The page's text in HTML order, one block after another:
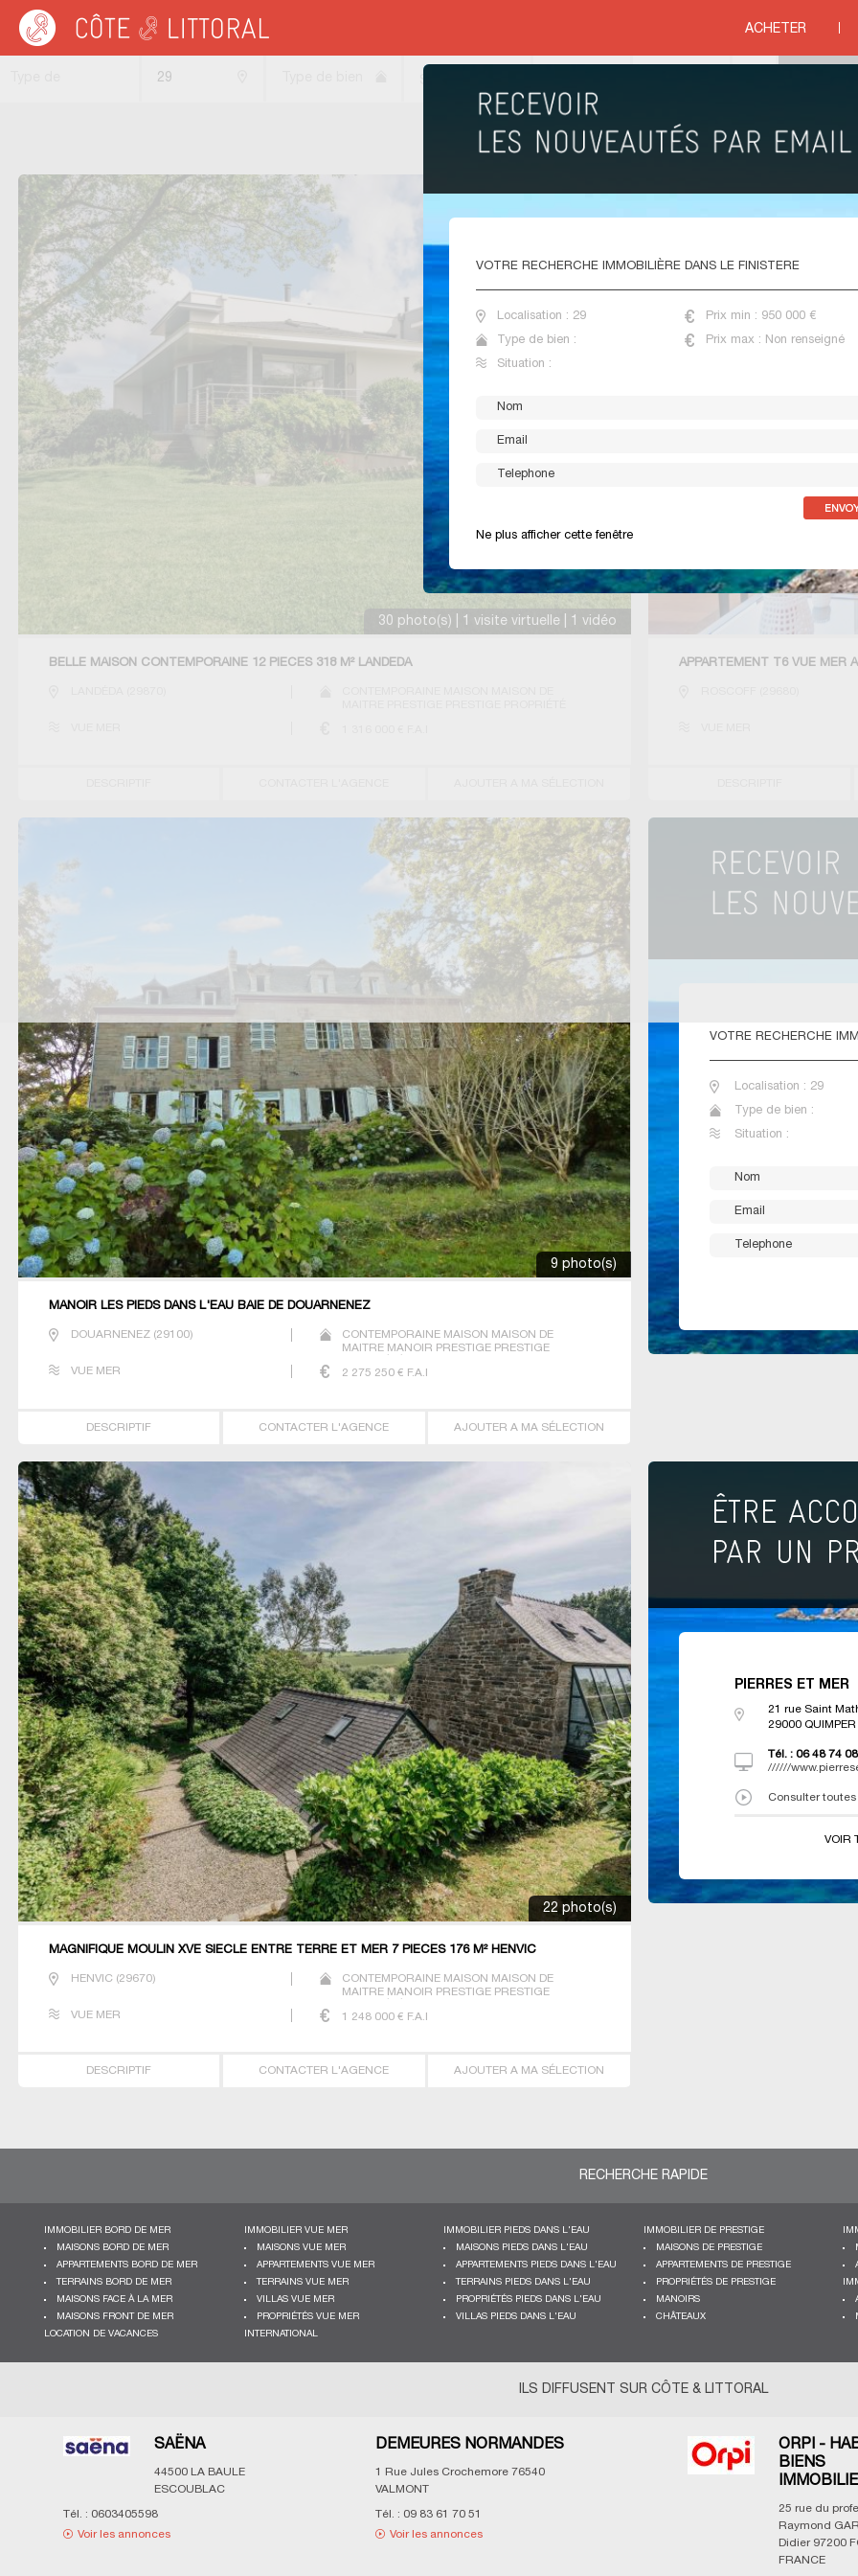
ACHETER
Côte & Littoral > Immobilier de prestige> BRETAGNE
IMMOBILIER DE PRESTIGE FINISTERE
30 photo(s) | 1 visite virtuelle | 1 vidéo
BELLE MAISON CONTEMPORAINE 12 PIECES 318 M² LANDEDA APPARTEMENT T6 VUE MER
9 photo(s)
MANOIR LES PIEDS DANS L'EAU BAIE DE DOUARNENEZ
DOUARNENEZ(29100)
CONTEMPORAINE MAISON MAISON DE
MAITRE MANOIR PRESTIGE PRESTIGE
VUE MER
2 275 250€ F.A.I
DESCRIPTIF CONTACTER L'AGENCE AJOUTER A MA SÉLECTION
VOTRE RECHERCHE
Localisation : 29
Type de bien :
Situation :
22 photo(s)
MAGNIFIQUE MOULIN XVE SIECLE ENTRE TERRE ET MER 7 PIECES 176 M² HENVIC
HENVIC(29670)
CONTEMPORAINE MAISON MAISON DE
MAITRE MANOIR PRESTIGE PRESTIGE
VUE MER
1 248 000€ F.A.I
DESCRIPTIF CONTACTER L'AGENCE AJOUTER A MA SÉLECTION
PIERRES ET MER
21 rue Saint
29000 QUIMPER
Tél. : 06 48 74
//////
Consulter
VOIR
29
VOTRE RECHERCHE IMMOBILIÈRE DANS LE FINISTERE
Localisation : 29 Prix min : 950 000 €
Type de bien : Prix max : Non renseigné
Situation :
Ne plus afficher cette fenêtre
RECHERCHE RAPIDE
IMMOBILIER BORD DE MER
MAISONS BORD DE MER
APPARTEMENTS BORD DE MER
TERRAINS BORD DE MER
MAISONS FACE À LA MER
MAISONS FRONT DE MER
IMMOBILIER VUE MER
MAISONS VUE MER
APPARTEMENTS VUE MER
TERRAINS VUE MER
VILLAS VUE MER
PROPRIÉTÉS VUE MER
IMMOBILIER PIEDS DANS L'EAU
MAISONS PIEDS DANS L'EAU
APPARTEMENTS PIEDS DANS L'EAU
TERRAINS PIEDS DANS L'EAU
PROPRIÉTÉS PIEDS DANS L'EAU
VILLAS PIEDS DANS L'EAU
IMMOBILIER DE PRESTIGE
MAISONS DE PRESTIGE
APPARTEMENTS DE PRESTIGE
PROPRIÉTÉS DE PRESTIGE
MANOIRS
CHÂTEAUX
LOCATION DE VACANCES
INTERNATIONAL
ILS DIFFUSENT SUR CÔTE & LITTORAL
SAËNA
44500 LA BAULE
ESCOUBLAC
Tél. : 0603405598
Voir les annonces
DEMEURES NORMANDES
1 Rue Jules Crochemore 76540
VALMONT
Tél. : 09 83 61 70 51
Voir les annonces
ORPI -
BIENS
25 rue du
Raymond
Didier 97200
FRANCE